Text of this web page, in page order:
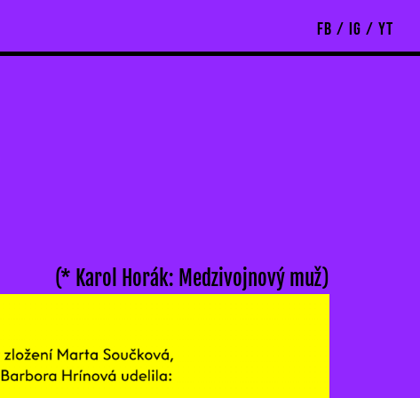
FB / IG / YT
(* Karol Horák: Medzivojnový muž)